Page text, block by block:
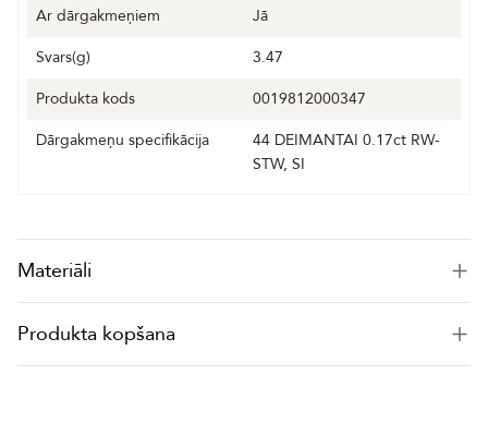
Ar dārgakmeņiem
Jā
Svars(g)
3.47
Produkta kods
0019812000347
Dārgakmeņu specifikācija
44 DEIMANTAI 0.17ct RW-
STW, SI
Materiāli
Produkta kopšana